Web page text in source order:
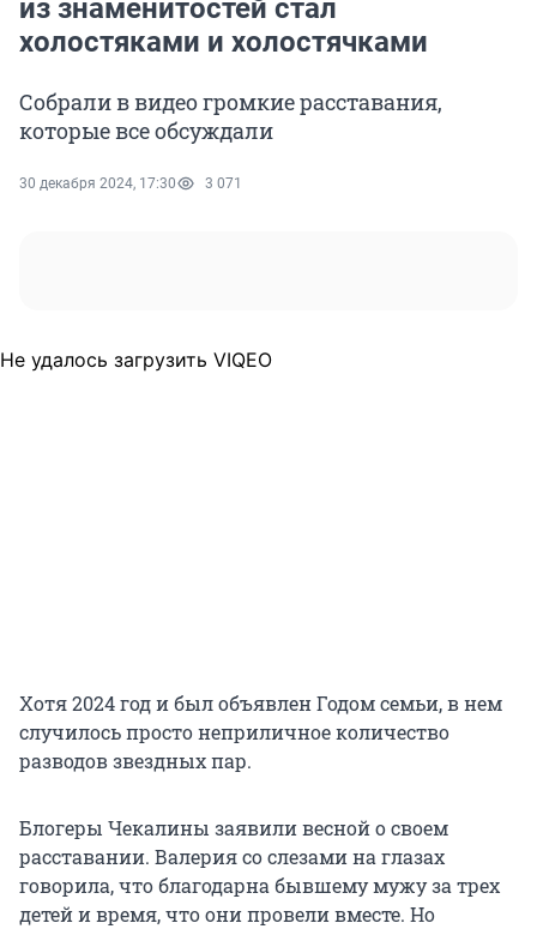
из знаменитостей стал
холостяками и холостячками
Собрали в видео громкие расставания,
которые все обсуждали
30 декабря 2024, 17:30 3 071
Не удалось загрузить VIQEO
Хотя 2024 год и был объявлен Годом семьи, в нем
случилось просто неприличное количество
разводов звездных пар.
Блогеры Чекалины заявили весной о своем
расставании. Валерия со слезами на глазах
говорила, что благодарна бывшему мужу за трех
детей и время, что они провели вместе. Но